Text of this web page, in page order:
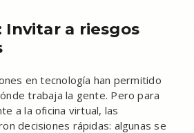
Invitar a riesgos
en tecnología han permitido
trabaja la gente. Pero para
a la oficina virtual, las
decisiones rápidas: algunas se